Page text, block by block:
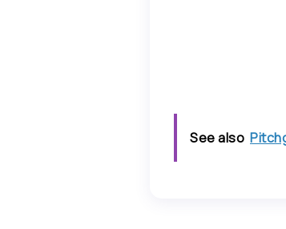
See also